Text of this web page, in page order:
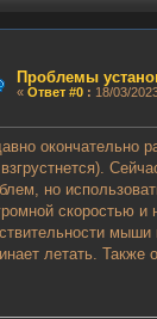
Проблемы
« Ответ #0: 18/03/
окончательно
взгрустнется).
но
скоростью и
мыши
летать. Также